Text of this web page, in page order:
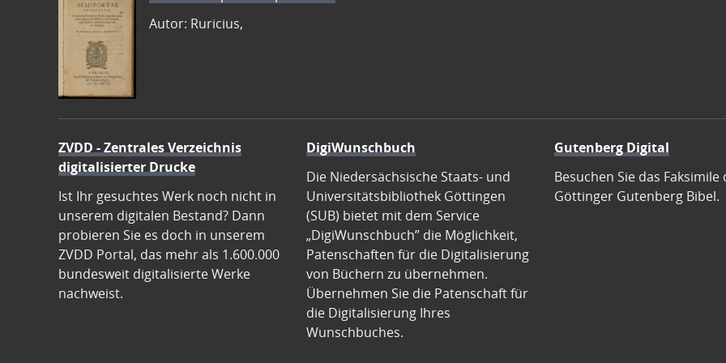
Autor: Ruricius,
ZVDD - Zentrales Verzeichnis
digitalisierter Drucke
Ist Ihr gesuchtes Werk noch nicht in
unserem digitalen Bestand? Dann
probieren Sie es doch in unserem
ZVDD Portal, das mehr als 1.600.000
bundesweit digitalisierte Werke
nachweist.
DigiWunschbuch
Die Niedersächsische Staats- und
Universitätsbibliothek Göttingen
(SUB) bietet mit dem Service
„DigiWunschbuch” die Möglichkeit,
Patenschaften für die Digitalisierung
von Büchern zu übernehmen.
Übernehmen Sie die Patenschaft für
die Digitalisierung Ihres
Wunschbuches.
Gutenberg Digital
Besuchen Sie das Faksimile
Göttinger Gutenberg Bibel.